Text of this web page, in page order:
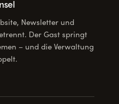
Newsletter und
Der Gast springt
– und die Verwaltung